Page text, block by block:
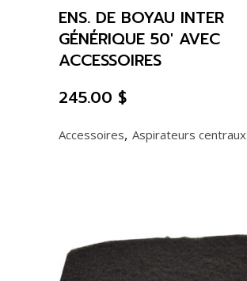
Accessoires, Aspirateurs centraux
ENS. DE BOYAU INTER
GÉNÉRIQUE 50′ AVEC
ACCESSOIRES
245.00 $